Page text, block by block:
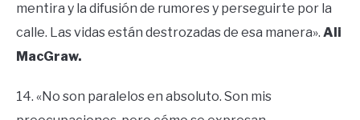
mentira y la difusión de rumores y perseguirte por la
calle. Las vidas están destrozadas de esa manera». Ali
MacGraw.
14. «No son paralelos en absoluto. Son mis